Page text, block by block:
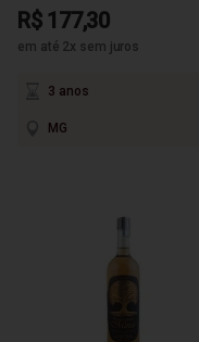
R$ 177,30
em até 2x sem juros
3 anos
MG